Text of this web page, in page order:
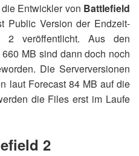
Entwickler von Battlefield
Public Version der Endzeit-
2 veröffentlicht. Aus den
MB sind dann doch noch
Die Serverversionen
laut Forecast 84 MB auf die
die Files erst im Laufe
2